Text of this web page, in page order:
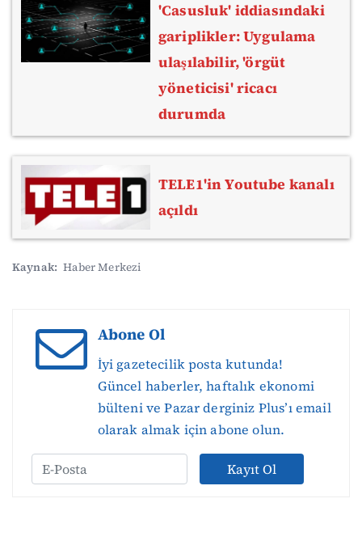
'Casusluk' iddiasındaki
gariplikler: Uygulama
ulaşılabilir, 'örgüt
yöneticisi' ricacı
durumda
TELE1'in Youtube kanalı
açıldı
Kaynak: Haber Merkezi
Abone Ol
İyi gazetecilik posta kutunda!
Güncel haberler, haftalık ekonomi
bülteni ve Pazar derginiz Plus’ı email
olarak almak için abone olun.
Kayıt Ol